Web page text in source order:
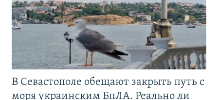
В Севастополе обещают закрыть путь с
моря украинским БпЛА. Реально ли